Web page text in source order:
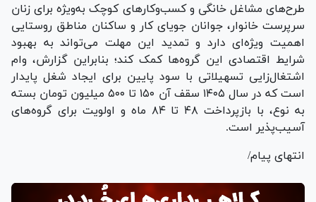
طرح‌های مشاغل خانگی و کسب‌وکار‌های کوچک به‌ویژه برای زنان
سرپرست خانوار، جوانان جویای کار و ساکنان مناطق روستایی
اهمیت ویژه‌ای دارد و تمدید این مهلت می‌تواند به بهبود
شرایط اقتصادی این گروه‌ها کمک کند؛ بنابراین گزارش، وام
اشتغال‌زایی تسهیلاتی با سود پایین برای ایجاد شغل پایدار
است که در سال ۱۴۰۵ سقف آن ۱۵۰ تا ۵۰۰ میلیون تومان بسته
به نوع، با بازپرداخت ۴۸ تا ۸۴ ماه و اولویت برای گروه‌های
آسیب‌پذیر است.
انتهای پیام/